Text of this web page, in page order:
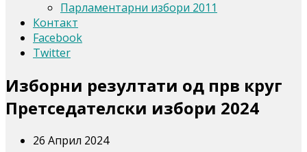
Парламентарни избори 2011
Контакт
Facebook
Twitter
Изборни резултати од прв круг
Претседателски избори 2024
26 Април 2024